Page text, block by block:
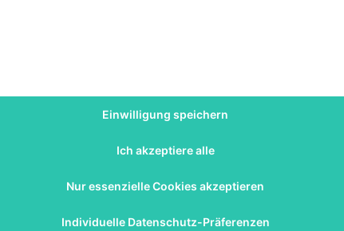
gestärkt werden. Zu den Grundsätzen der
entwicklungspädagogische Betrachtungsweise,
und die besondere Rolle des
für die Unterrichtung von Motorik, Sprachen
Bei jeweiligen Bildungsanreizen ist es
leichter, sich zu fokussieren sowie inhaltliche und
aufzunehmen. Der Pädagoge muss diese
unterstützen.
eine vorbereitete Umgebung. Hier geht es
dem natürlichen Lerninteresse von den
Einwilligung speichern
Ich akzeptiere alle
Nur essenzielle Cookies akzeptieren
Individuelle Datenschutz-Präferenzen